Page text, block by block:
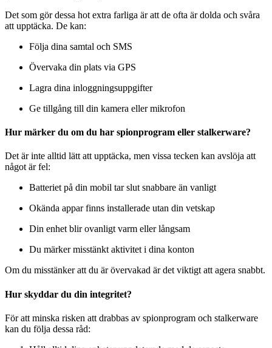
Det som gör dessa hot extra farliga är att de ofta är dolda och svåra
att upptäcka. De kan:
Följa dina samtal och SMS
Övervaka din plats via GPS
Lagra dina inloggningsuppgifter
Ge tillgång till din kamera eller mikrofon
Hur märker du om du har spionprogram eller stalkerware?
Det är inte alltid lätt att upptäcka, men vissa tecken kan avslöja att
något är fel:
Batteriet på din mobil tar slut snabbare än vanligt
Okända appar finns installerade utan din vetskap
Din enhet blir ovanligt varm eller långsam
Du märker misstänkt aktivitet i dina konton
Om du misstänker att du är övervakad är det viktigt att agera snabbt.
Hur skyddar du din integritet?
För att minska risken att drabbas av spionprogram och stalkerware
kan du följa dessa råd: